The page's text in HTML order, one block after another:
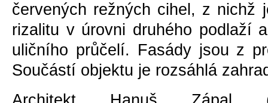
červených režných cihel, z nichž
rizalitu v úrovni druhého podlaží
uličního průčelí. Fasády jsou z
Součástí objektu je rozsáhlá